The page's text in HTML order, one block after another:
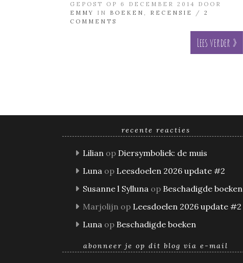
GEPOST OP 6 DECEMBER 2014 DOOR
EMMY
IN BOEKEN , RECENSIE / 2
COMMENTS
Lees verder »
recente reacties
Lilian op Diersymboliek: de muis
Luna op Leesdoelen 2026 update #2
Susanne l Sylluna op Beschadigde boeken
Marjolijn op Leesdoelen 2026 update #2
Luna op Beschadigde boeken
abonneer je op dit blog via e-mail